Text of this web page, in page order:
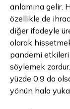
anlamına gelir.
özellikle de
diğer ifadeyle
olarak
pandemi
söylemek
yüzde 0,9 da
yönün hala